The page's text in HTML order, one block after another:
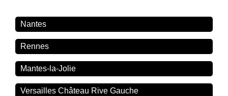
Nantes
Rennes
Mantes-la-Jolie
Versailles Château Rive Gauche